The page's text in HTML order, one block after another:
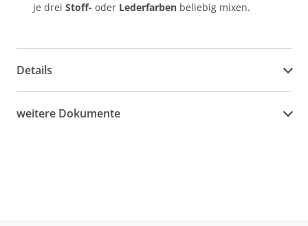
je drei Stoff- oder Lederfarben beliebig mixen.
Details
weitere Dokumente